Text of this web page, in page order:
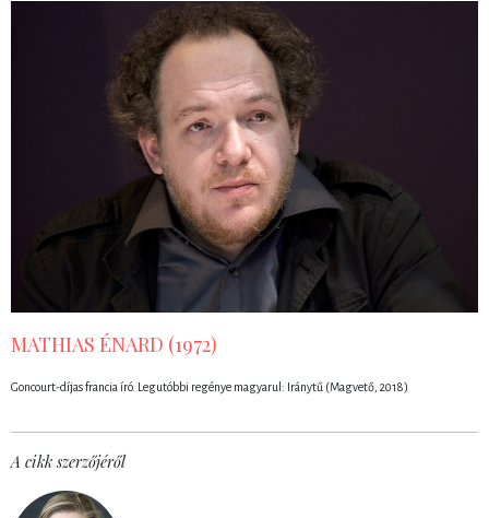
MATHIAS ÉNARD (1972)
Goncourt-díjas francia író. Legutóbbi regénye magyarul: Iránytű (Magvető, 2018)
A cikk szerzőjéről